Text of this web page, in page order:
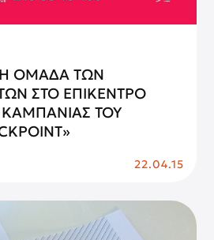
ΟΜΑΔΑ ΤΩΝ
ΣΤΟ ΕΠΙΚΕΝΤΡΟ
ΤΟΥ
22.04.15